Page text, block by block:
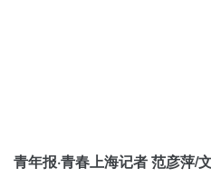
青年报·青春上海记者 范彦萍/